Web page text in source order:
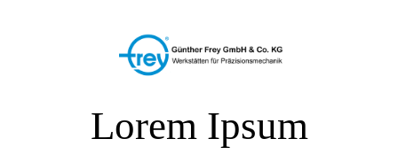
Lorem Ipsum